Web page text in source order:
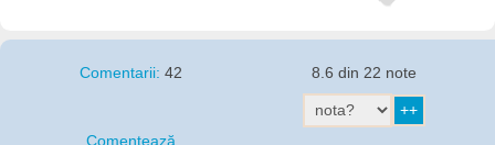
Comentarii:42
Comentează
8.6 din 22 note